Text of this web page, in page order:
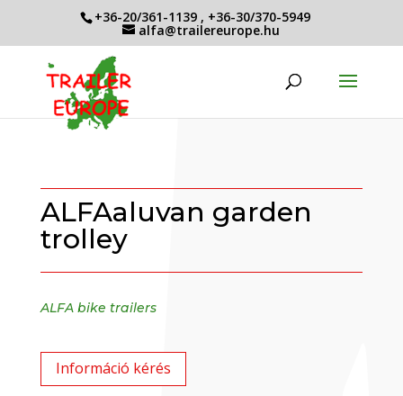
+36-20/361-1139 , +36-30/370-5949
alfa@trailereurope.hu
ALFAaluvan garden
trolley
ALFA bike trailers
Információ kérés